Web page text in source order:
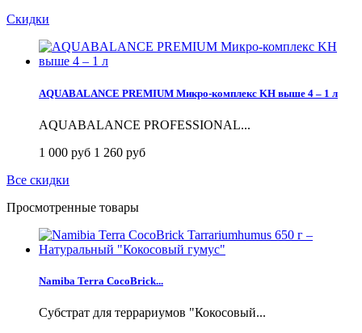
Скидки
AQUABALANCE PREMIUM Микро-комплекс KH выше 4 – 1 л
AQUABALANCE PROFESSIONAL...
1 000 руб 1 260 руб
Все скидки
Просмотренные товары
Namiba Terra CocoBrick...
Субстрат для террариумов "Кокосовый...